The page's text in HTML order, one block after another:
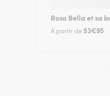
Rosa Bella et sa
À partir de 53€95